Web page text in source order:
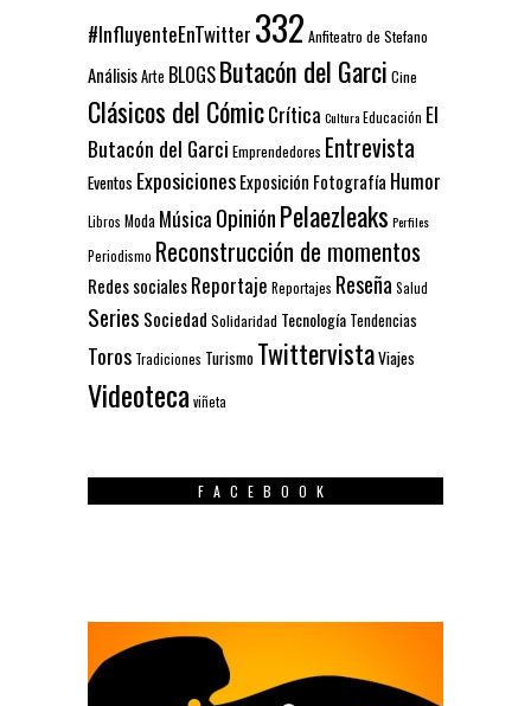
#InfluyenteEnTwitter 332 Anfiteatro de Stefano
AnálisisArte BLOGSButacón del Garci Cine
Clásicos del CómicCrítica CulturaEducación El
Butacón del Garci Emprendedores Entrevista
Eventos ExposicionesExposición Fotografía Humor
Libros Moda Música OpiniónPelaezleaks Perfiles
Periodismo Reconstrucción de momentos
Redes socialesReportaje Reportajes ReseñaSalud
Series Sociedad Solidaridad Tecnología Tendencias
Toros Tradiciones Turismo TwittervistaViajes
Videotecaviñeta
FACEBOOK